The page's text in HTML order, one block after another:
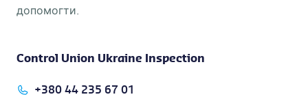
допомогти.
Control Union Ukraine Inspection
+380 44 235 67 01